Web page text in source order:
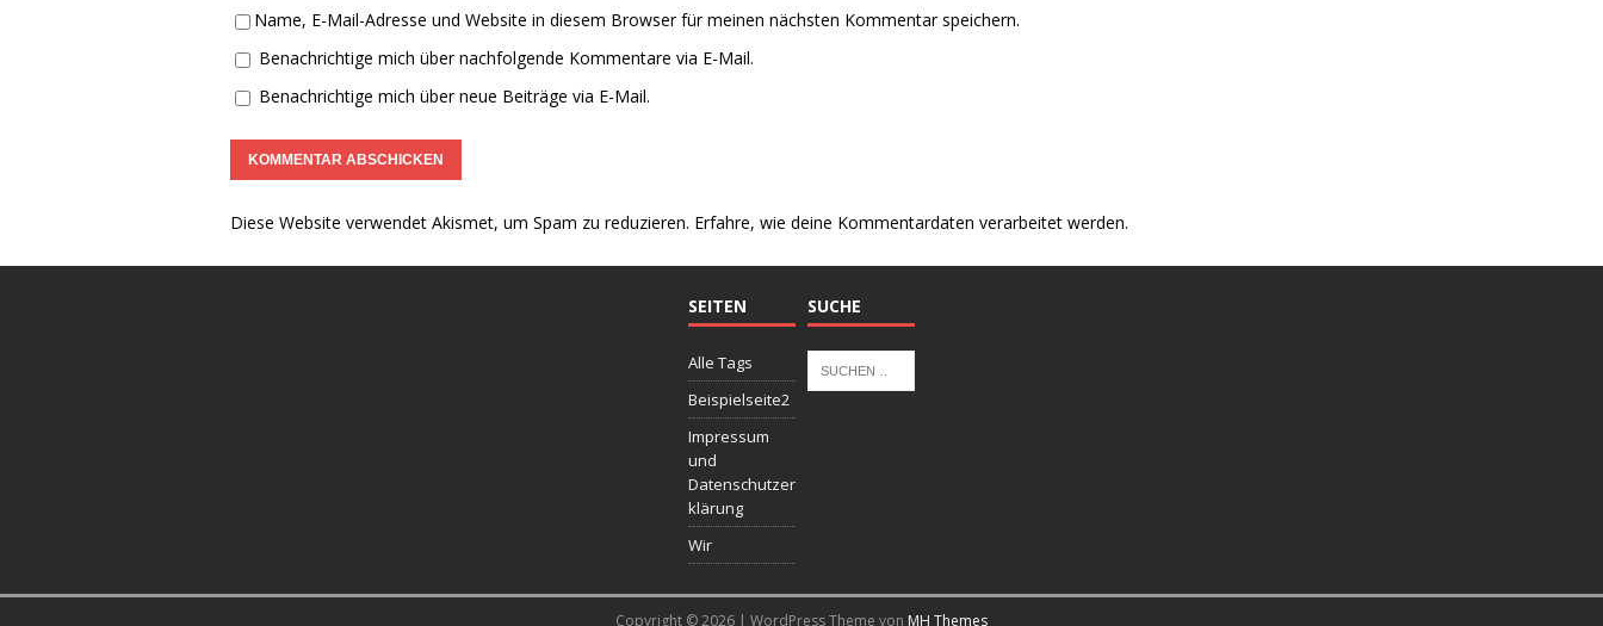
Name, E-Mail-Adresse und Website in diesem Browser für meinen nächsten Kommentar speichern.
Benachrichtige mich über nachfolgende Kommentare via E-Mail.
Benachrichtige mich über neue Beiträge via E-Mail.
Diese Website verwendet Akismet, um Spam zu reduzieren. Erfahre, wie deine Kommentardaten verarbeitet werden.
SEITEN
Alle Tags
Beispielseite2
Impressum
und
Datenschutzer
klärung
Wir
SUCHE
Copyright © 2026 | WordPress Theme von MH Themes